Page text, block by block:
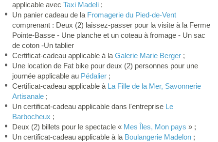
applicable avec Taxi Madeli ;
Un panier cadeau de la Fromagerie du Pied-de-Vent
comprenant : Deux (2) laissez-passer pour la visite à la Ferme
Pointe-Basse - Une planche et un coteau à fromage - Un sac
de coton -Un tablier
Certificat-cadeau applicable à la Galerie Marie Berger ;
Une location de Fat bike pour deux (2) personnes pour une
journée applicable au Pédalier ;
Certificat-cadeau applicable à La Fille de la Mer, Savonnerie
Artisanale ;
Un certificat-cadeau applicable dans l'entreprise Le
Barbocheux ;
Deux (2) billets pour le spectacle « Mes Îles, Mon pays » ;
Un certificat-cadeau applicable à la Boulangerie Madelon ;